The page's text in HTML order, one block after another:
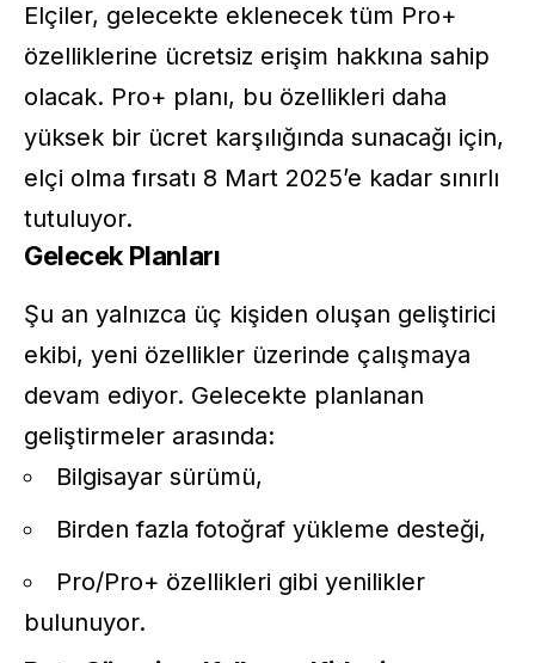
Elçiler, gelecekte eklenecek tüm Pro+
özelliklerine ücretsiz erişim hakkına sahip
olacak. Pro+ planı, bu özellikleri daha
yüksek bir ücret karşılığında sunacağı için,
elçi olma fırsatı 8 Mart 2025’e kadar sınırlı
tutuluyor.
Gelecek Planları
Şu an yalnızca üç kişiden oluşan geliştirici
ekibi, yeni özellikler üzerinde çalışmaya
devam ediyor. Gelecekte planlanan
geliştirmeler arasında:
Bilgisayar sürümü,
Birden fazla fotoğraf yükleme desteği,
Pro/Pro+ özellikleri gibi yenilikler
bulunuyor.